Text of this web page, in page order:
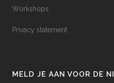
Workshops
Privacy statement
MELD JE AAN VOOR DE